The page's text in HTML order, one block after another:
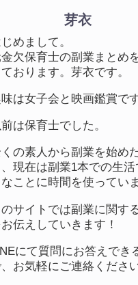
芽衣
めまして。
欠保育士の副業まとめ
ております。芽衣です。
は女子会と映画鑑賞です
は保育士でした。
の素人から副業を始め
、現在は副業1本での生
なことに時間を使ってい
のサイトでは副業に関す
伝えしていきます！
にて質問にお答えでき
お気軽にご連絡ください